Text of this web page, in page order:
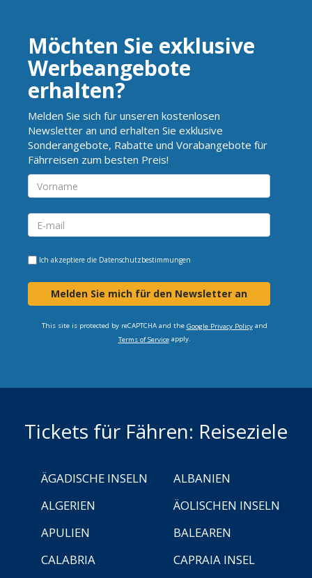
Möchten Sie exklusive
Werbeangebote
erhalten?
Melden Sie sich für unseren kostenlosen
Newsletter an und erhalten Sie exklusive
Sonderangebote, Rabatte und Vorabangebote für
Fährreisen zum besten Preis!
Ich akzeptiere die Datenschutzbestimmungen
Melden Sie mich für den Newsletter an
This site is protected by reCAPTCHA and the Google Privacy Policyand
Terms of Serviceapply.
Tickets für Fähren: Reiseziele
ÄGADISCHE INSELN
ALBANIEN
ALGERIEN
ÄOLISCHEN INSELN
APULIEN
BALEAREN
CALABRIA
CAPRAIA INSEL